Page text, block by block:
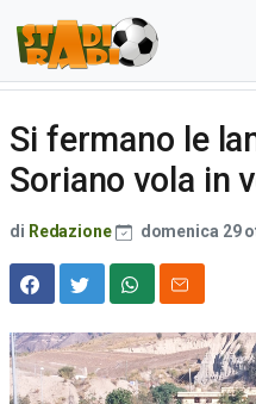
Si fermano le
Soriano vola in
di Redazione domenica 29